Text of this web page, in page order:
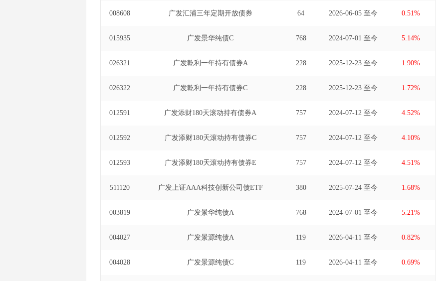
008608 广发汇浦三年定期开放债券 64 2026-06-05 至今 0.51%
015935 广发景华纯债C 768 2024-07-01 至今 5.14%
026321 广发乾利一年持有债券A 228 2025-12-23 至今 1.90%
026322 广发乾利一年持有债券C 228 2025-12-23 至今 1.72%
012591 广发添财180天滚动持有债券A 757 2024-07-12 至今 4.52%
012592 广发添财180天滚动持有债券C 757 2024-07-12 至今 4.10%
012593 广发添财180天滚动持有债券E 757 2024-07-12 至今 4.51%
511120 广发上证AAA科技创新公司债ETF 380 2025-07-24 至今 1.68%
003819 广发景华纯债A 768 2024-07-01 至今 5.21%
004027 广发景源纯债A 119 2026-04-11 至今 0.82%
004028 广发景源纯债C 119 2026-04-11 至今 0.69%